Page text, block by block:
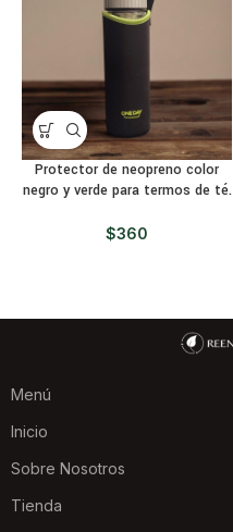
Protector de neopreno color
negro y verde para termos de té.
$360
Menú
Inicio
Sobre Nosotros
Tienda